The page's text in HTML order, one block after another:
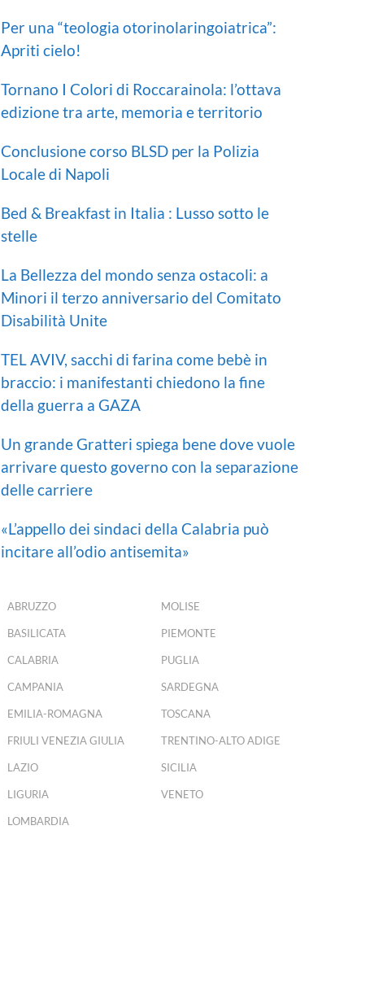
Per una “teologia otorinolaringoiatrica”:
Apriti cielo!
Tornano I Colori di Roccarainola: l’ottava
edizione tra arte, memoria e territorio
Conclusione corso BLSD per la Polizia
Locale di Napoli
Bed & Breakfast in Italia : Lusso sotto le
stelle
La Bellezza del mondo senza ostacoli: a
Minori il terzo anniversario del Comitato
Disabilità Unite
TEL AVIV, sacchi di farina come bebè in
braccio: i manifestanti chiedono la fine
della guerra a GAZA
Un grande Gratteri spiega bene dove vuole
arrivare questo governo con la separazione
delle carriere
«L’appello dei sindaci della Calabria può
incitare all’odio antisemita»
ABRUZZO
BASILICATA
CALABRIA
CAMPANIA
EMILIA-ROMAGNA
FRIULI VENEZIA GIULIA
LAZIO
LIGURIA
LOMBARDIA
MOLISE
PIEMONTE
PUGLIA
SARDEGNA
TOSCANA
TRENTINO-ALTO ADIGE
SICILIA
VENETO